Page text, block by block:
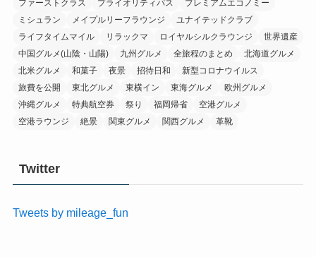
ファーストクラス
プライオリティパス
プレミアムエコノミー
ミシュラン
メイプルリーフラウンジ
ユナイテッドクラブ
ライフタイムマイル
リラックマ ロイヤルシルクラウンジ
世界遺産
中国グルメ(山陰・山陽)
九州グルメ 全旅程のまとめ
北海道グルメ
北米グルメ
和菓子 夜景 招待日和
新型コロナウイルス
旅費を公開
東北グルメ 東横イン 東海グルメ
欧州グルメ
沖縄グルメ
特典航空券 祭り 福岡帰省
空港グルメ
空港ラウンジ
絶景 関東グルメ 関西グルメ 革靴
Twitter
Tweets by mileage_fun